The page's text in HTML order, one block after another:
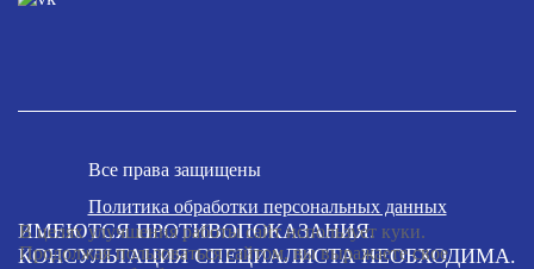
Все права защищены
Политика обработки персональных данных
ИМЕЮТСЯ ПРОТИВОПОКАЗАНИЯ.
КОНСУЛЬТАЦИЯ СПЕЦИАЛИСТА НЕОБХОДИМА.
В целях улучшения работы сайт использует куки.
Продолжая пользоваться сайтом, вы выражаете свое